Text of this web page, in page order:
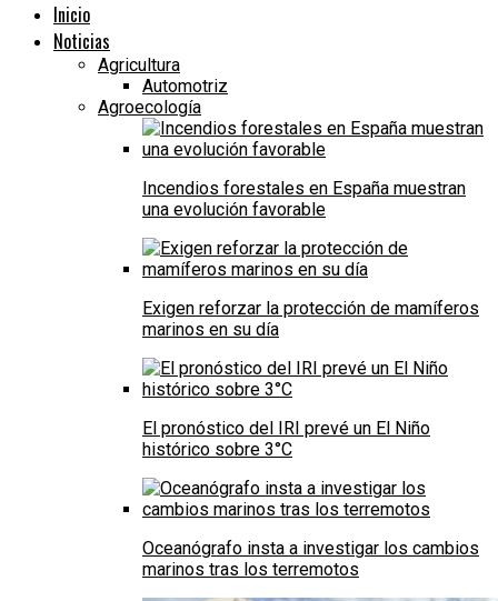
Inicio
Noticias
Agricultura
Automotriz
Agroecología
Incendios forestales en España muestran
una evolución favorable
Exigen reforzar la protección de mamíferos
marinos en su día
El pronóstico del IRI prevé un El Niño
histórico sobre 3°C
Oceanógrafo insta a investigar los cambios
marinos tras los terremotos